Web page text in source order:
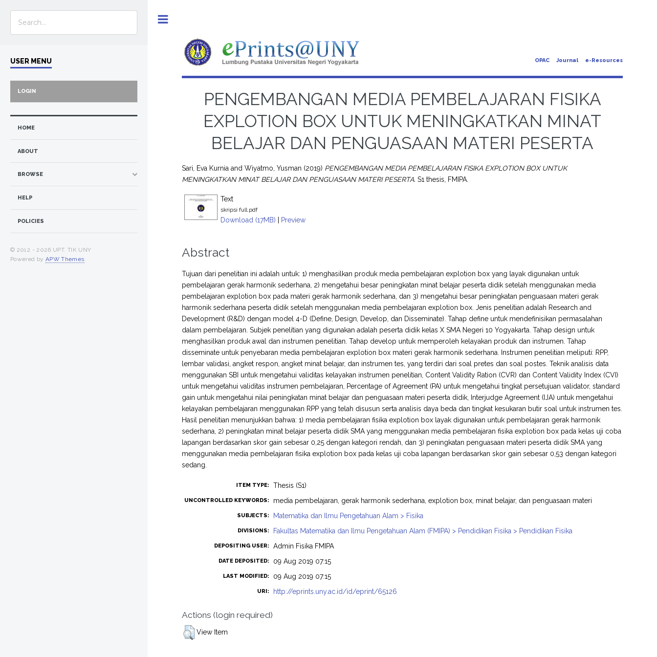
OPAC Journal e-Resources
PENGEMBANGAN MEDIA PEMBELAJARAN FISIKA
EXPLOTION BOX UNTUK MENINGKATKAN MINAT
BELAJAR DAN PENGUASAAN MATERI PESERTA
Sari, Eva Kurnia andWiyatmo, Yusman (2019) PENGEMBANGAN MEDIA PEMBELAJARAN FISIKA EXPLOTION BOX UNTUK
MENINGKATKAN MINAT BELAJAR DAN PENGUASAAN MATERI PESERTA. S1 thesis, FMIPA.
Text
skripsi full.pdf
Download (17MB) | Preview
Abstract
Tujuan dari penelitian ini adalah untuk: 1) menghasilkan produk media pembelajaran explotion box yang layak digunakan untuk
pembelajaran gerak harmonik sederhana, 2) mengetahui besar peningkatan minat belajar peserta didik setelah menggunakan media
pembelajaran explotion box pada materi gerak harmonik sederhana, dan 3) mengetahui besar peningkatan penguasaan materi gerak
harmonik sederhana peserta didik setelah menggunakan media pembelajaran explotion box. Jenis penelitian adalah Research and
Development (R&D) dengan model 4-D (Define, Design, Develop, dan Disseminate). Tahap define untuk mendefinisikan permasalahan
dalam pembelajaran. Subjek penelitian yang digunakan adalah peserta didik kelas X SMA Negeri 10 Yogyakarta. Tahap design untuk
menghasilkan produk awal dan instrumen penelitian. Tahap develop untuk memperoleh kelayakan produk dan instrumen. Tahap
disseminate untuk penyebaran media pembelajaran explotion box materi gerak harmonik sederhana. Instrumen penelitian meliputi: RPP,
lembar validasi, angket respon, angket minat belajar, dan instrumen tes, yang terdiri dari soal pretes dan soal postes. Teknik analisis data
menggunakan SBI untuk mengetahui validitas kelayakan instrumen penelitian, Content Validity Ration (CVR) dan Content Validity Index (CVI)
untuk mengetahui validitas instrumen pembelajaran, Percentage of Agreement (PA) untuk mengetahui tingkat persetujuan validator, standard
gain untuk mengetahui nilai peningkatan minat belajar dan penguasaan materi peserta didik, Interjudge Agreement (IJA) untuk mengetahui
kelayakan pembelajaran menggunakan RPP yang telah disusun serta analisis daya beda dan tingkat kesukaran butir soal untuk instrumen tes.
Hasil penelitian menunjukkan bahwa: 1) media pembelajaran fisika explotion box layak digunakan untuk pembelajaran gerak harmonik
sederhana, 2) peningkatan minat belajar peserta didik SMA yang menggunakan media pembelajaran fisika explotion box pada kelas uji coba
lapangan berdasarkan skor gain sebesar 0,25 dengan kategori rendah, dan 3) peningkatan penguasaan materi peserta didik SMA yang
menggunakan media pembelajaran fisika explotion box pada kelas uji coba lapangan berdasarkan skor gain sebesar 0,53 dengan kategori
sedang.
ITEM TYPE: Thesis (S1)
UNCONTROLLED KEYWORDS: media pembelajaran, gerak harmonik sederhana, explotion box, minat belajar, dan penguasaan materi
SUBJECTS: Matematika dan Ilmu Pengetahuan Alam > Fisika
DIVISIONS: Fakultas Matematika dan Ilmu Pengetahuan Alam (FMIPA) > Pendidikan Fisika > Pendidikan Fisika
DEPOSITING USER: Admin Fisika FMIPA
DATE DEPOSITED: 09 Aug 2019 07:15
LAST MODIFIED: 09 Aug 2019 07:15
URI: http://eprints.uny.ac.id/id/eprint/65126
Actions (login required)
View Item
USER MENU
LOGIN
HOME
ABOUT
BROWSE
HELP
POLICIES
© 2012 - 2026 UPT. TIK UNY
Powered by APW Themes